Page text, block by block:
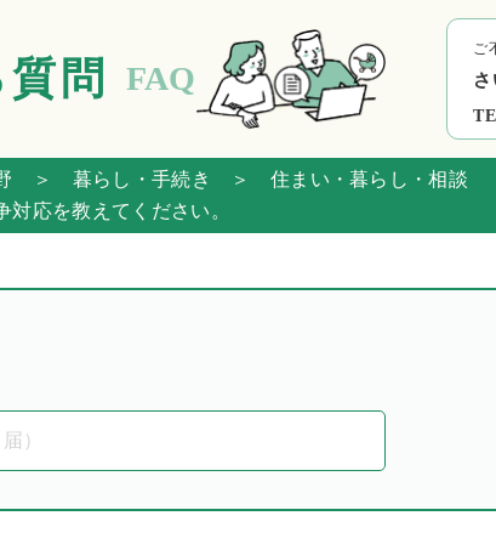
問 FAQ
ご
＞ 暮らし・手続き
＞ 住まい・暮らし・相談
応を教えてください。